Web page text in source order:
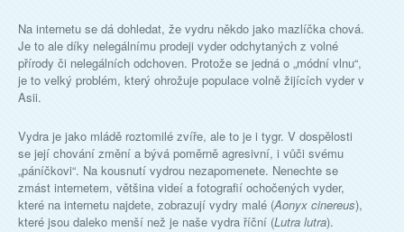
Na internetu se dá dohledat, že vydru někdo jako mazlíčka chová.
Je to ale díky nelegálnímu prodeji vyder odchytaných z volné
přírody či nelegálních odchoven. Protože se jedná o „módní vlnu“,
je to velký problém, který ohrožuje populace volně žijících vyder v
Asii.
Vydra je jako mládě roztomilé zvíře, ale to je i tygr. V dospělosti
se její chování změní a bývá poměrně agresivní, i vůči svému
„páníčkovi“. Na kousnutí vydrou nezapomenete. Nenechte se
zmást internetem, většina videí a fotografií ochočených vyder,
které na internetu najdete, zobrazují vydry malé (Aonyx cinereus),
které jsou daleko menší než je naše vydra říční (Lutra lutra).